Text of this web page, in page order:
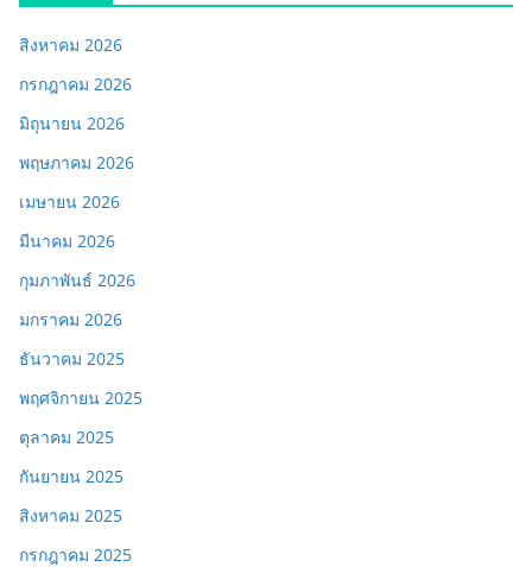
สิงหาคม 2026
กรกฎาคม 2026
มิถุนายน 2026
พฤษภาคม 2026
เมษายน 2026
มีนาคม 2026
กุมภาพันธ์ 2026
มกราคม 2026
ธันวาคม 2025
พฤศจิกายน 2025
ตุลาคม 2025
กันยายน 2025
สิงหาคม 2025
กรกฎาคม 2025